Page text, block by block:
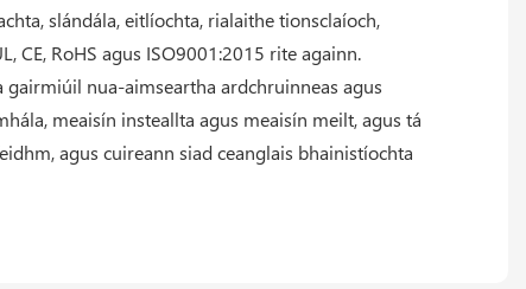
slándála, eitlíochta, rialaithe tionsclaíoch,
CE, RoHS agus ISO9001:2015 rite againn.
nua-aimseartha ardchruinneas agus
meaisín insteallta agus meaisín meilt, agus tá
agus cuireann siad ceanglais bhainistíochta